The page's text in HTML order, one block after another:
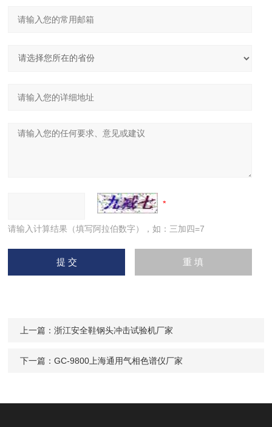
请输入计算结果（填写阿拉伯数字），如：三加四=7
上一篇：浙江安全鞋钢头冲击试验机厂家
下一篇：GC-9800上海通用气相色谱仪厂家